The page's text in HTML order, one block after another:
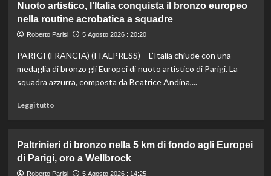
Esordio
ok
per
al
Masters
1000
due
set
Nuoto artistico, l’Italia conquista il bronzo europeo
nella routine acrobatica a squadre
Roberto Parisi 5 Agosto 2026 : 20:20
PARIGI (FRANCIA) (ITALPRESS) – L’Italia chiude con una
medaglia di bronzo gli Europei di nuoto artistico di Parigi. La
squadra azzurra, composta da Beatrice Andina,...
Leggi tuttoLeggi
Nuoto
artistico,
l’Italia
Paltrinieri di bronzo nella 5 km di fondo agli Europei
di Parigi, oro a Wellbrock
Roberto Parisi 5 Agosto 2026 : 14:25